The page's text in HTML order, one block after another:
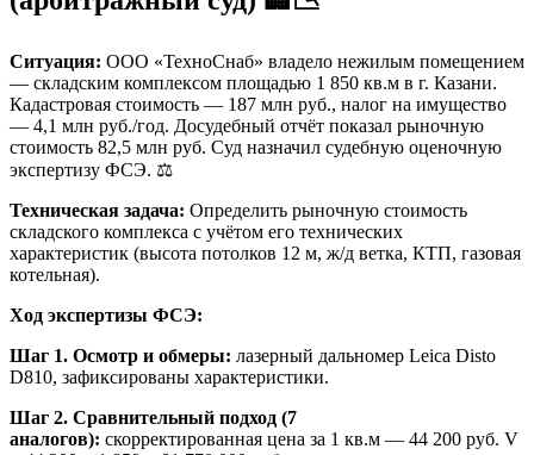
Ситуация: ООО «ТехноСнаб» владело нежилым помещением
— складским комплексом площадью 1 850 кв.м в г. Казани.
Кадастровая стоимость — 187 млн руб., налог на имущество
— 4,1 млн руб./год. Досудебный отчёт показал рыночную
стоимость 82,5 млн руб. Суд назначил судебную оценочную
экспертизу ФСЭ. ⚖️
Техническая задача: Определить рыночную стоимость
складского комплекса с учётом его технических
характеристик (высота потолков 12 м, ж/д ветка, КТП, газовая
котельная).
Ход экспертизы ФСЭ:
Шаг 1. Осмотр и обмеры: лазерный дальномер Leica Disto
D810, зафиксированы характеристики.
Шаг 2. Сравнительный подход (7
аналогов): скорректированная цена за 1 кв.м — 44 200 руб. V